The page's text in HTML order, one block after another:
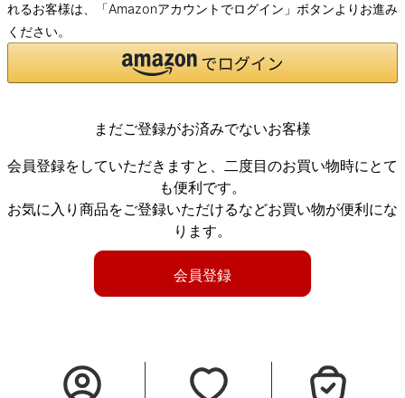
れるお客様は、「Amazonアカウントでログイン」ボタンよりお進み
ください。
まだご登録がお済みでないお客様
会員登録をしていただきますと、二度目のお買い物時にとて
も便利です。
お気に入り商品をご登録いただけるなどお買い物が便利にな
ります。
会員登録